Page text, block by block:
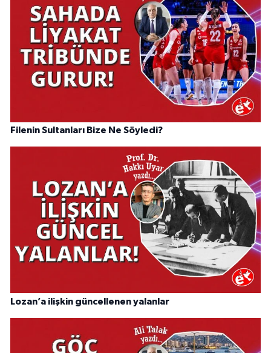
Filenin Sultanları Bize Ne Söyledi?
Lozan’a ilişkin güncellenen yalanlar